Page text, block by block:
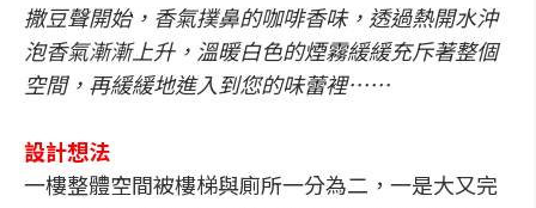
撒豆聲開始，香氣撲鼻的咖啡香味，透過熱開水沖
泡香氣漸漸上升，溫暖白色的煙霧緩緩充斥著整個
空間，再緩緩地進入到您的味蕾裡……
設計想法
一樓整體空間被樓梯與廁所一分為二，一是大又完